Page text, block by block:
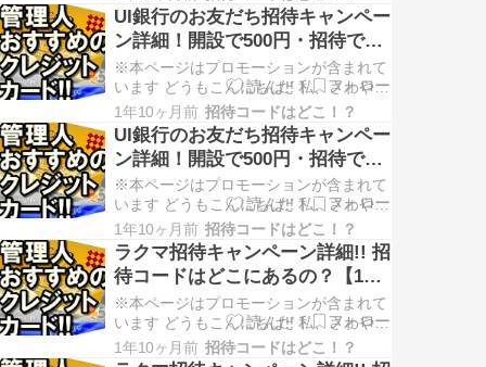
ト:@sawayaka_otoku) 突然ですが、皆
さん、楽天ペイってご存知ですか？ こ
ちら、スマホでお買い物ができるQRコ
ード決済のひとつになります。 …
UI銀行のお友だち招待キャンペー
ン詳細！開設で500円・招待で
1000円進呈！
※本ページはプロモーションが含まれて
います どうもこんにちは!! 私、さわやか
と申します(^^)／ (Twitterアカウン
ト:@sawayaka_otoku) 突然ですが、皆
さん、UI銀行ってご存知ですか？ こち
ら、スマホで口座開設や振込などの資金
管理ができるアプリになります…
1年10ヶ月前 招待コードはどこ！？
UI銀行のお友だち招待キャンペー
ン詳細！開設で500円・招待で
1000円進呈！
※本ページはプロモーションが含まれて
います どうもこんにちは!! 私、さわやか
と申します(^^)／ (Twitterアカウン
ト:@sawayaka_otoku) 突然ですが、皆
さん、UI銀行ってご存知ですか？ こち
ら、スマホで口座開設や振込などの資金
管理ができるアプリになります…
1年10ヶ月前 招待コードはどこ！？
ラクマ招待キャンペーン詳細!! 招
待コードはどこにあるの？【11
月版】
※本ページはプロモーションが含まれて
います どうもこんにちは!! 私、さわやか
と申します(^^)／ (Twitterアカウン
ト:@sawayaka_otoku) 突然ですが、皆
1年10ヶ月前 招待コードはどこ！？